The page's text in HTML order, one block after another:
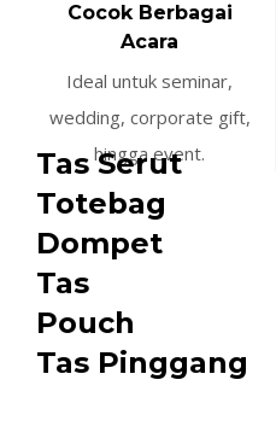
Cocok Berbagai
Acara
Ideal untuk seminar,
wedding, corporate gift,
hingga event.
Tas Serut
Totebag
Dompet
Tas
Pouch
Tas Pinggang